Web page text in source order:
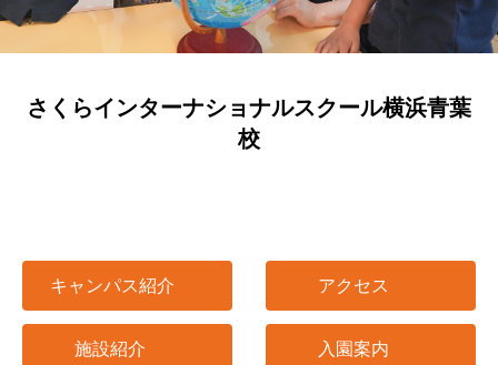
さくらインターナショナルスクール横浜青葉
校
キャンパス紹介 アクセス
施設紹介 入園案内